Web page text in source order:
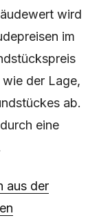
wird
im
der Lage,
ab.
eine
aus der